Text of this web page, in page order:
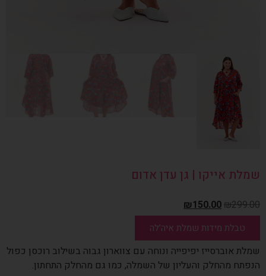
שמלת אייקו | גן עדן אדום
₪299.00
₪150.00
טבלת מידות שמלת איה’לה
שמלת אוברסייז יפיפייה ונוחה עם צווארון גבוה בשילוב רוכסן כפול
הנפתח מהחלק והעליון של השמלה, כמו גם מהחלק התחתון.